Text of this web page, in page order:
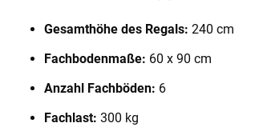
Gesamthöhe des Regals: 240 cm
Fachbodenmaße: 60 x 90 cm
Anzahl Fachböden: 6
Fachlast: 300 kg